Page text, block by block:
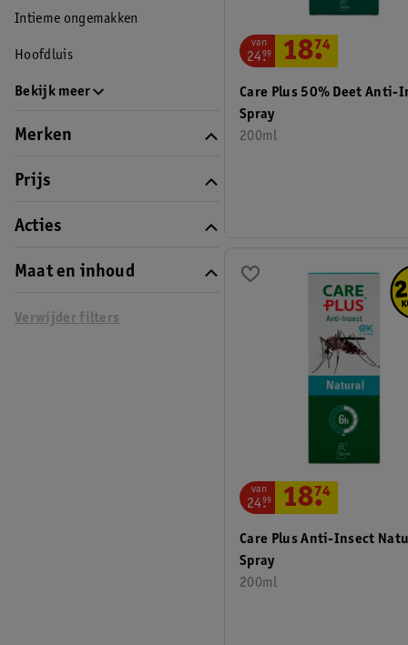
Intieme ongemakken
Hoofdluis
Bekijk meer
Merken
Prijs
Acties
Maat en inhoud
Verwijder filters
Care Plus 50% Deet Anti-
Spray
200ml
van
24.
99 18.
74
Care Plus Anti-Insect
Spray
200ml
van
24.
99 18.
74